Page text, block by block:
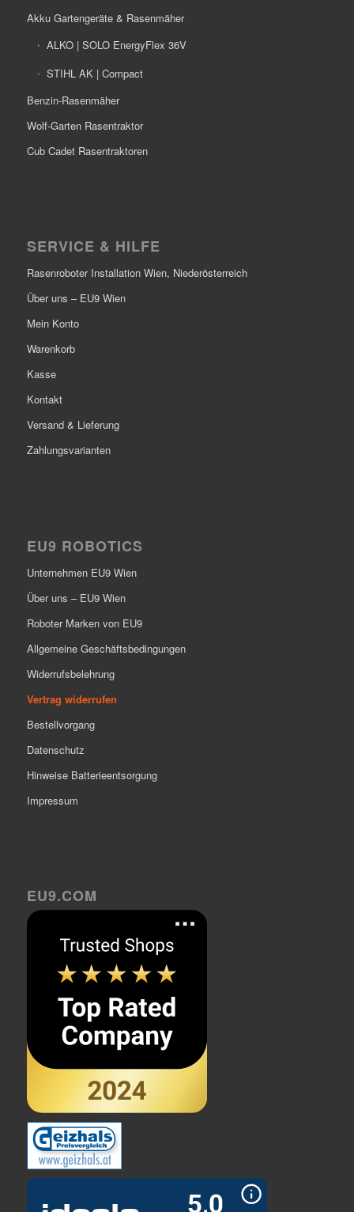
Akku Gartengeräte & Rasenmäher
ALKO | SOLO EnergyFlex 36V
STIHL AK | Compact
Benzin-Rasenmäher
Wolf-Garten Rasentraktor
Cub Cadet Rasentraktoren
SERVICE & HILFE
Rasenroboter Installation Wien, Niederösterreich
Über uns – EU9 Wien
Mein Konto
Warenkorb
Kasse
Kontakt
Versand & Lieferung
Zahlungsvarianten
EU9 ROBOTICS
Unternehmen EU9 Wien
Über uns – EU9 Wien
Roboter Marken von EU9
Allgemeine Geschäftsbedingungen
Widerrufsbelehrung
Vertrag widerrufen
Bestellvorgang
Datenschutz
Hinweise Batterieentsorgung
Impressum
EU9.COM